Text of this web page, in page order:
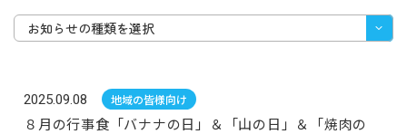
お知らせの種類を選択
2025.09.08 地域の皆様向け
８月の行事食「バナナの日」＆「山の日」＆「焼肉の